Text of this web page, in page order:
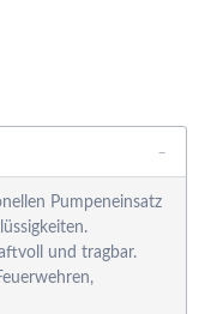
Pumpeneinsatz
und tragbar.